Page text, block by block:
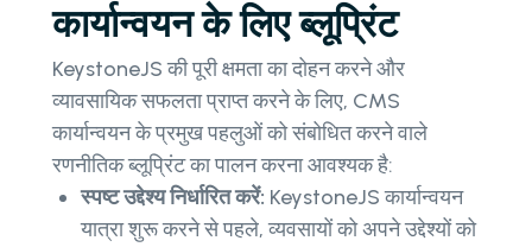
कार्यान्वयन के लिए ब्लूप्रिंट
KeystoneJS की पूरी क्षमता का दोहन करने और
व्यावसायिक सफलता प्राप्त करने के लिए, CMS
कार्यान्वयन के प्रमुख पहलुओं को संबोधित करने वाले
रणनीतिक ब्लूप्रिंट का पालन करना आवश्यक है:
स्पष्ट उद्देश्य निर्धारित करें: KeystoneJS कार्यान्वयन
यात्रा शुरू करने से पहले, व्यवसायों को अपने उद्देश्यों को